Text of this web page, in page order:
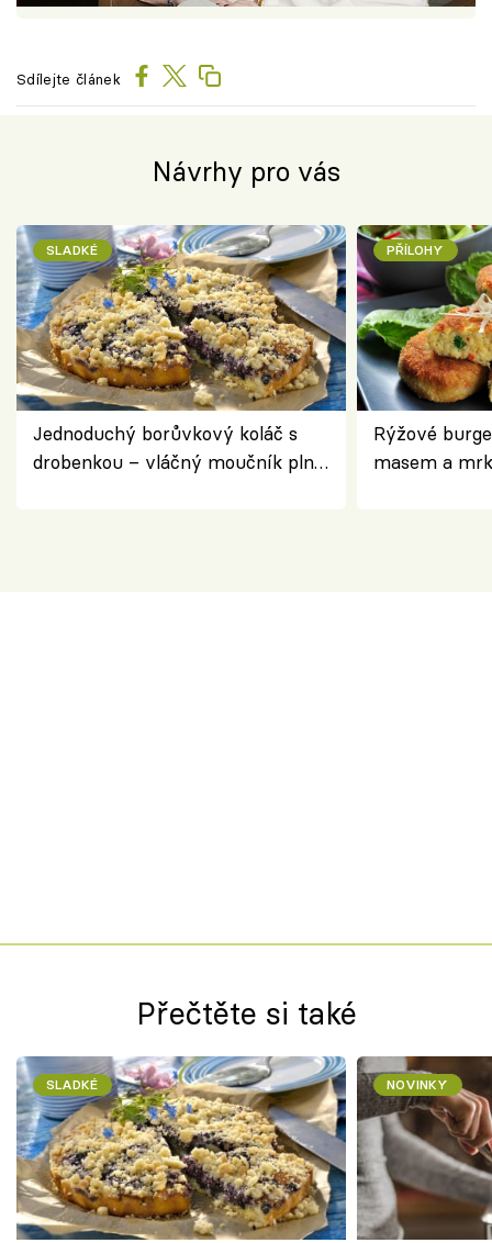
Sdílejte článek
Návrhy pro vás
SLADKÉ
Jednoduchý borůvkový koláč s
drobenkou – vláčný moučník plný
PŘÍLOHY
Rýžové
masem a
Přečtěte si také
SLADKÉ NOVINKY